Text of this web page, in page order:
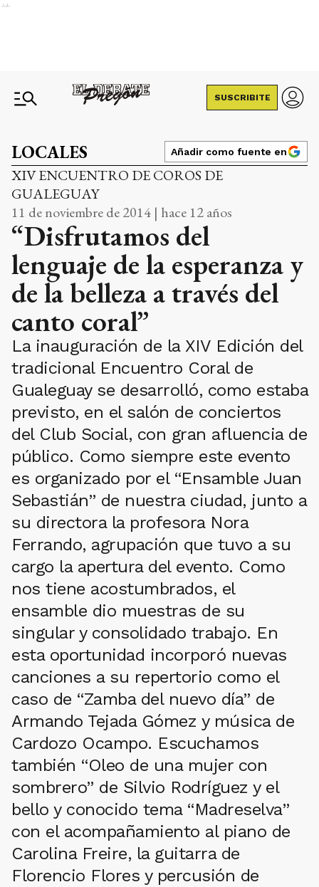
Ads
SUSCRIBITE
LOCALES Añadir como fuente en
XIV ENCUENTRO DE COROS DE
GUALEGUAY
11 de noviembre de 2014 | hace 12 años
“Disfrutamos del
lenguaje de la esperanza y
de la belleza a través del
canto coral”
La inauguración de la XIV Edición del
tradicional Encuentro Coral de
Gualeguay se desarrolló, como estaba
previsto, en el salón de conciertos
del Club Social, con gran afluencia de
público. Como siempre este evento
es organizado por el “Ensamble Juan
Sebastián” de nuestra ciudad, junto a
su directora la profesora Nora
Ferrando, agrupación que tuvo a su
cargo la apertura del evento. Como
nos tiene acostumbrados, el
ensamble dio muestras de su
singular y consolidado trabajo. En
esta oportunidad incorporó nuevas
canciones a su repertorio como el
caso de “Zamba del nuevo día” de
Armando Tejada Gómez y música de
Cardozo Ocampo. Escuchamos
también “Oleo de una mujer con
sombrero” de Silvio Rodríguez y el
bello y conocido tema “Madreselva”
con el acompañamiento al piano de
Carolina Freire, la guitarra de
Florencio Flores y percusión de